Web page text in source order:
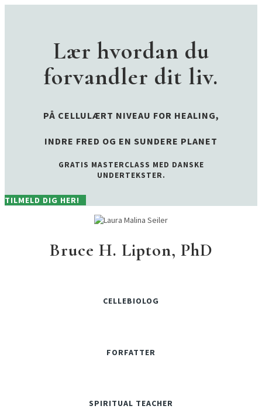
Lær hvordan du
forvandler dit liv.
PÅ CELLULÆRT NIVEAU FOR HEALING,
INDRE FRED OG EN SUNDERE PLANET
GRATIS MASTERCLASS MED DANSKE
UNDERTEKSTER.
TILMELD DIG HER!
Bruce H. Lipton, PhD
CELLEBIOLOG
FORFATTER
SPIRITUAL TEACHER